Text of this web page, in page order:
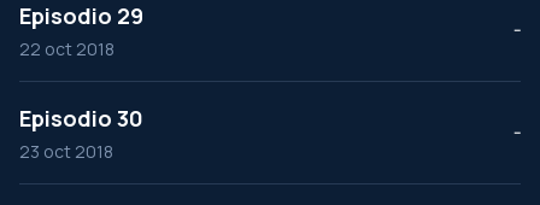
Episodio 29
22 oct 2018
--
Episodio 30
23 oct 2018
--